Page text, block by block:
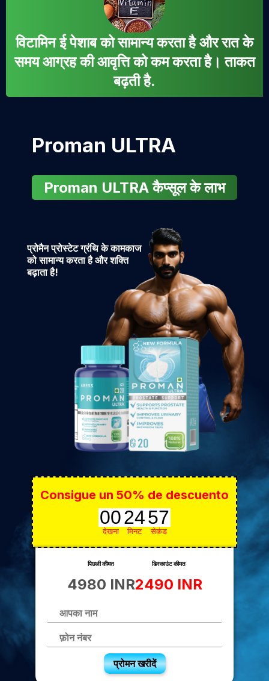
विटामिन ई पेशाब को सामान्य करता है और रात के
समय आग्रह की आवृत्ति को कम करता है। ताकत
बढ़ती है.
Proman ULTRA
Proman ULTRA कैप्सूल के लाभ
Consigue un 50% de descuento
00
देखना
24
मिनट
56
सेकंड
पिछली कीमत
4980 INR
डिस्काउंट कीमत
2490 INR
प्रोमन खरीदें
प्रोमैन प्रोस्टेट ग्रंथि के कामकाज
को सामान्य करता है और शक्ति
बढ़ाता है!